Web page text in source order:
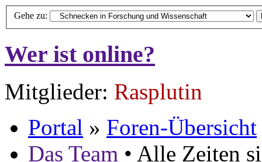
Gehe zu:
Wer ist online?
Mitglieder: Rasplutin
Portal » Foren-Übersicht
Das Team • Alle Zeiten